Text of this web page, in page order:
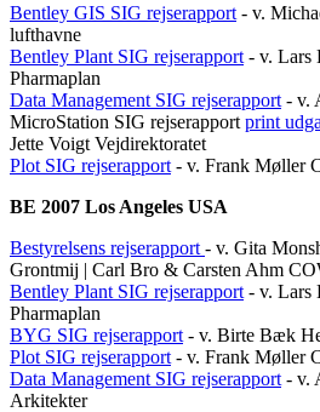
Bentley GIS SIG rejserapport - v.
lufthavne
Bentley Plant SIG rejserapport - v. Lars
Pharmaplan
Data Management SIG rejserapport - v.
MicroStation SIG rejserapport print
Jette Voigt Vejdirektoratet
Plot SIG rejserapport - v. Frank Møller
BE 2007 Los Angeles USA
Bestyrelsens rejserapport - v. Gita
Grontmij | Carl Bro & Carsten Ahm
Bentley Plant SIG rejserapport - v. Lars
Pharmaplan
BYG SIG rejserapport - v. Birte Bæk
Plot SIG rejserapport - v. Frank Møller
Data Management SIG rejserapport - v.
Arkitekter